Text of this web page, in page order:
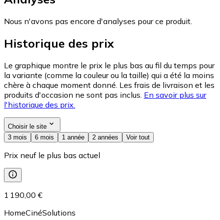
Nous n'avons pas encore d'analyses pour ce produit.
Historique des prix
Le graphique montre le prix le plus bas au fil du temps pour
la variante (comme la couleur ou la taille) qui a été la moins
chère à chaque moment donné. Les frais de livraison et les
produits d'occasion ne sont pas inclus. En savoir plus sur
l'historique des prix.
Choisir le site
3 mois
6 mois 1 année 2 années Voir tout
Prix neuf le plus bas actuel
1 190,00 €
HomeCinéSolutions